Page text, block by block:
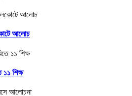
আলোচ
১১ শিক্ষ